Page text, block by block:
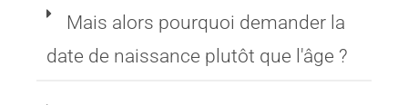
Mais alors pourquoi demander la
date de naissance plutôt que l'âge ?